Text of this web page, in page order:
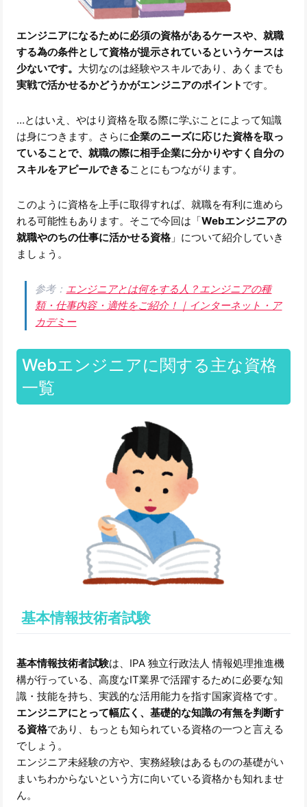
エンジニアになるために必須の資格があるケースや、就職
する為の条件として資格が提示されているというケースは
少ないです。 大切なのは経験やスキルであり、あくまでも
実戦で活かせるかどうかがエンジニアのポイント です。
…とはいえ、やはり資格を取る際に学ぶことによって知識
は身につきます。さらに企業のニーズに応じた資格を取っ
ていることで、就職の際に相手企業に分かりやすく自分の
スキルをアピールできることにもつながります。
このように資格を上手に取得すれば、就職を有利に進めら
れる可能性もあります。そこで今回は「Webエンジニアの
就職やのちの仕事に活かせる資格」について紹介していき
ましょう。
参考： エンジニアとは何をする人？エンジニアの種
類・仕事内容・適性をご紹介！｜インターネット・ア
カデミー
Webエンジニアに関する主な資格
一覧
基本情報技術者試験
基本情報技術者試験は、IPA 独立行政法人 情報処理推進機
構が行っている、高度なIT業界で活躍するために必要な知
識・技能を持ち、実践的な活用能力を指す国家資格です。
エンジニアにとって幅広く、基礎的な知識の有無を判断す
る資格であり、もっとも知られている資格の一つと言える
でしょう。
エンジニア未経験の方や、実務経験はあるものの基礎がい
まいちわからないという方に向いている資格かも知れませ
ん。